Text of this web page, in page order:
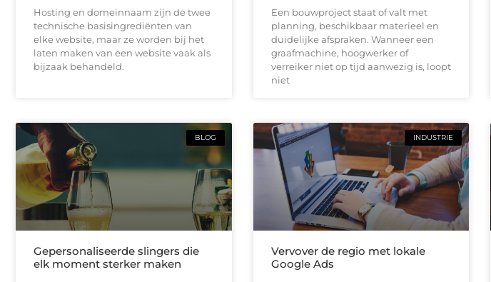
Hosting en domeinnaam zijn de twee
technische basisingrediënten van
elke website, maar ze worden bij het
laten maken van een website vaak als
bijzaak behandeld.
Een bouwproject staat of valt met
planning, beschikbaar materieel en
duidelijke afspraken. Wanneer een
graafmachine, hoogwerker of
verreiker niet op tijd aanwezig is, loopt
niet
BLOG
Gepersonaliseerde slingers die
elk moment sterker maken
INDUSTRIE
Vervover de regio met lokale
Google Ads